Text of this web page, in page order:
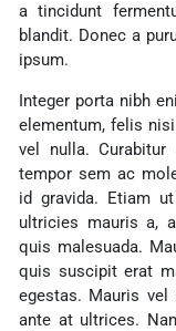
a tincidunt
blandit. Donec a
ipsum.
Integer porta nibh
elementum, felis
vel nulla. Curabitur
tempor sem ac
id gravida. Etiam
ultricies mauris a,
quis malesuada.
quis suscipit erat
egestas. Mauris vel
ante at ultrices.